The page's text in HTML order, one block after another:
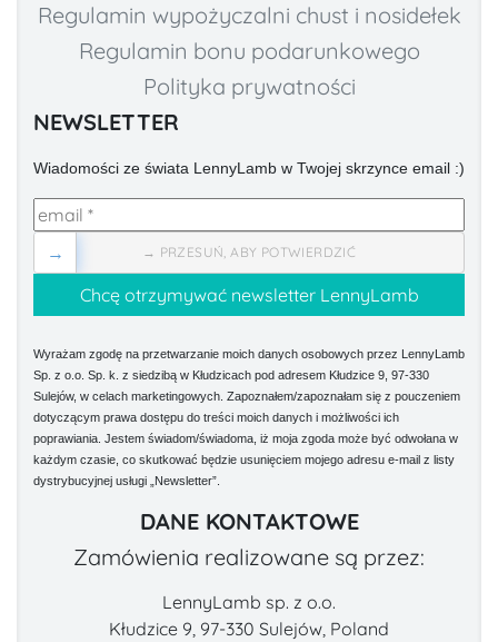
Regulamin wypożyczalni chust i nosidełek
Regulamin bonu podarunkowego
Polityka prywatności
NEWSLETTER
Wiadomości ze świata LennyLamb w Twojej skrzynce email :)
→ PRZESUŃ, ABY POTWIERDZIĆ
→
Wyrażam zgodę na przetwarzanie moich danych osobowych przez LennyLamb
Sp. z o.o. Sp. k. z siedzibą w Kłudzicach pod adresem Kłudzice 9, 97-330
Sulejów, w celach marketingowych. Zapoznałem/zapoznałam się z pouczeniem
dotyczącym prawa dostępu do treści moich danych i możliwości ich
poprawiania. Jestem świadom/świadoma, iż moja zgoda może być odwołana w
każdym czasie, co skutkować będzie usunięciem mojego adresu e-mail z listy
dystrybucyjnej usługi „Newsletter”.
DANE KONTAKTOWE
Zamówienia realizowane są przez:
LennyLamb sp. z o.o.
Kłudzice 9, 97-330 Sulejów, Poland